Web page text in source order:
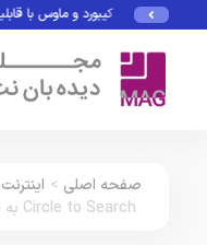
کیبورد و ماوس با
صفحه اصلی > اینترنت
Circle to Search به مرورگر کروم اضافه شد!